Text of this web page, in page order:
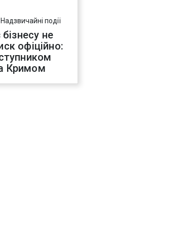
події
бізнесу не
офіційно:
Кримом